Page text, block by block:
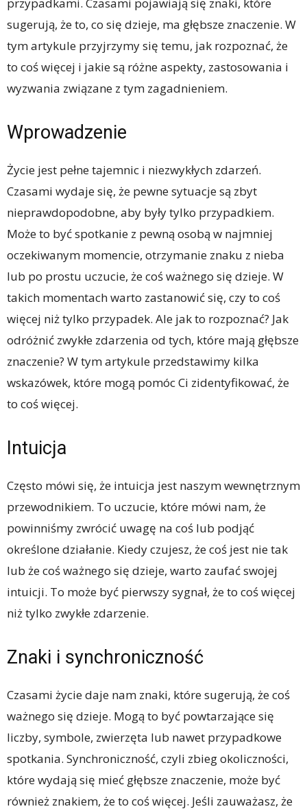
przypadkami. Czasami pojawiają się znaki, które
sugerują, że to, co się dzieje, ma głębsze znaczenie. W
tym artykule przyjrzymy się temu, jak rozpoznać, że
to coś więcej i jakie są różne aspekty, zastosowania i
wyzwania związane z tym zagadnieniem.
Wprowadzenie
Życie jest pełne tajemnic i niezwykłych zdarzeń.
Czasami wydaje się, że pewne sytuacje są zbyt
nieprawdopodobne, aby były tylko przypadkiem.
Może to być spotkanie z pewną osobą w najmniej
oczekiwanym momencie, otrzymanie znaku z nieba
lub po prostu uczucie, że coś ważnego się dzieje. W
takich momentach warto zastanowić się, czy to coś
więcej niż tylko przypadek. Ale jak to rozpoznać? Jak
odróżnić zwykłe zdarzenia od tych, które mają głębsze
znaczenie? W tym artykule przedstawimy kilka
wskazówek, które mogą pomóc Ci zidentyfikować, że
to coś więcej.
Intuicja
Często mówi się, że intuicja jest naszym wewnętrznym
przewodnikiem. To uczucie, które mówi nam, że
powinniśmy zwrócić uwagę na coś lub podjąć
określone działanie. Kiedy czujesz, że coś jest nie tak
lub że coś ważnego się dzieje, warto zaufać swojej
intuicji. To może być pierwszy sygnał, że to coś więcej
niż tylko zwykłe zdarzenie.
Znaki i synchroniczność
Czasami życie daje nam znaki, które sugerują, że coś
ważnego się dzieje. Mogą to być powtarzające się
liczby, symbole, zwierzęta lub nawet przypadkowe
spotkania. Synchroniczność, czyli zbieg okoliczności,
które wydają się mieć głębsze znaczenie, może być
również znakiem, że to coś więcej. Jeśli zauważasz, że